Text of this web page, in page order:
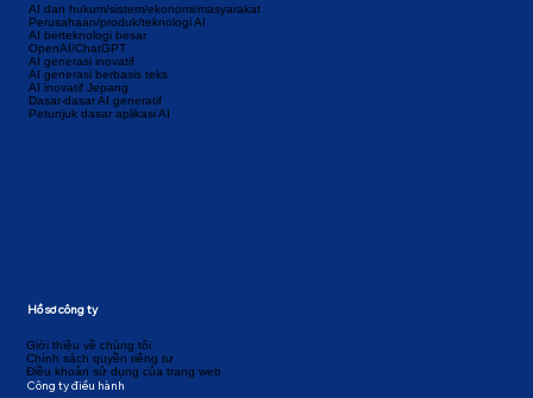
AI dan hukum/sistem/ekonomi/masyarakat
Perusahaan/produk/teknologi AI
AI berteknologi besar
OpenAI/ChatGPT
AI generasi inovatif
AI generasi berbasis teks
AI inovatif Jepang
Dasar-dasar AI generatif
Petunjuk dasar aplikasi AI
Giới thiệu về chúng tôi
Chính sách quyền riêng tư
Điều khoản sử dụng của trang web
Công ty điều hành
Hồ sơ công ty